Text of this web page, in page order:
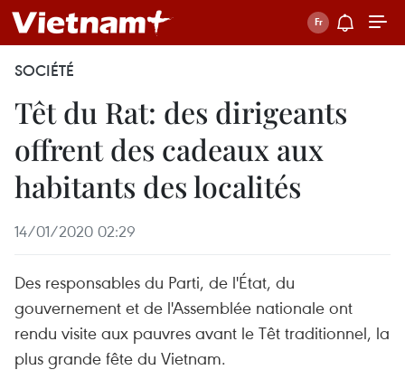
SOCIÉTÉ
Têt du Rat: des dirigeants
offrent des cadeaux aux
habitants des localités
14/01/2020 02:29
Des responsables du Parti, de l'État, du
gouvernement et de l'Assemblée nationale ont
rendu visite aux pauvres avant le Têt traditionnel, la
plus grande fête du Vietnam.